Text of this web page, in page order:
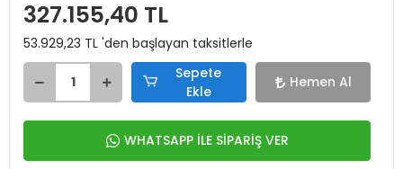
327.155,40 TL
53.929,23 TL 'den başlayan taksitlerle
Sepete
Ekle
Hemen Al
WHATSAPP İLE SİPARİŞ VER